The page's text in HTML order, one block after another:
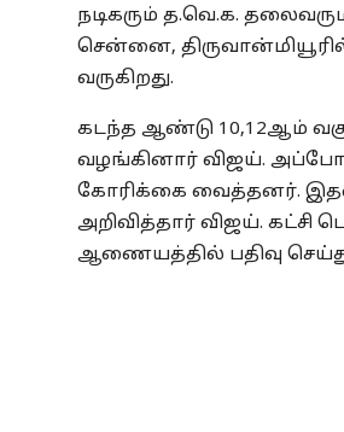
நடிகரும் த.வெ.க.
சென்னை,
வருகிறது.
கடந்த ஆண்டு 10,12ஆம்
வழங்கினார் விஜய்.
கோரிக்கை வைத்தனர்.
அறிவித்தார் விஜய். கட்சி
ஆணையத்தில் பதிவு